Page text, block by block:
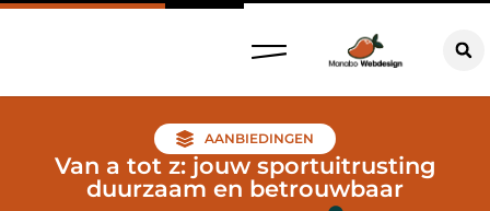
AANBIEDINGEN
Van a tot z: jouw sportuitrusting
duurzaam en betrouwbaar